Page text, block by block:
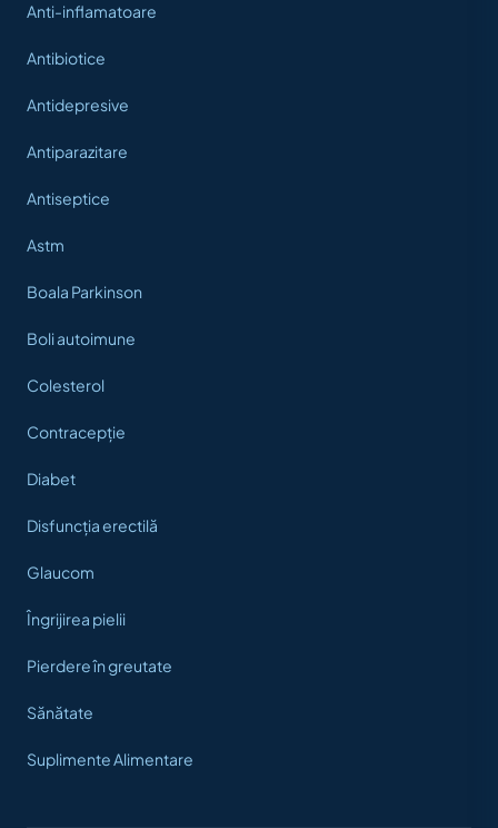
Anti-inflamatoare
Antibiotice
Antidepresive
Antiparazitare
Antiseptice
Astm
Boala Parkinson
Boli autoimune
Colesterol
Contracepție
Diabet
Disfuncția erectilă
Glaucom
Îngrijirea pielii
Pierdere în greutate
Sănătate
Suplimente Alimentare